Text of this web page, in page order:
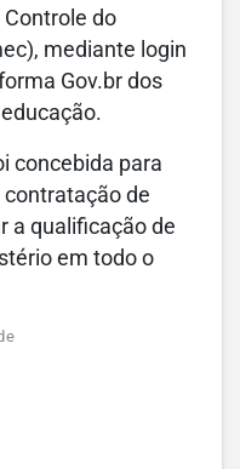
do
mediante login
Gov.br dos
concebida para
contratação de
a qualificação de
em todo o